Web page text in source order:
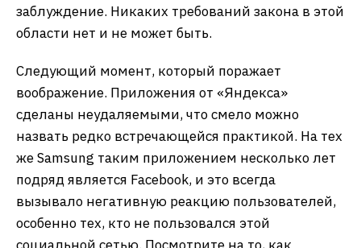
заблуждение. Никаких требований закона в этой
области нет и не может быть.
Следующий момент, который поражает
воображение. Приложения от «Яндекса»
сделаны неудаляемыми, что смело можно
назвать редко встречающейся практикой. На тех
же Samsung таким приложением несколько лет
подряд является Facebook, и это всегда
вызывало негативную реакцию пользователей,
особенно тех, кто не пользовался этой
социальной сетью. Посмотрите на то, как